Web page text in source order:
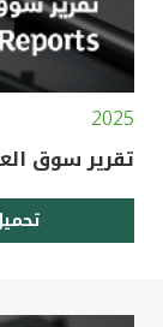
2025
تقرير سوق